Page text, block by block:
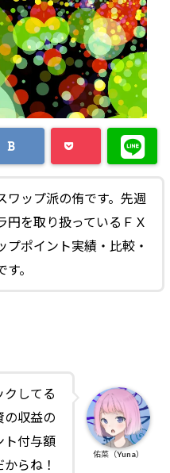
ワップ派の侑です。先週
円を取り扱っているＦＸ
プポイント実績・比較・
。
クしてる
の収益の
ト付与額
らね！
佑菜（Yuna）